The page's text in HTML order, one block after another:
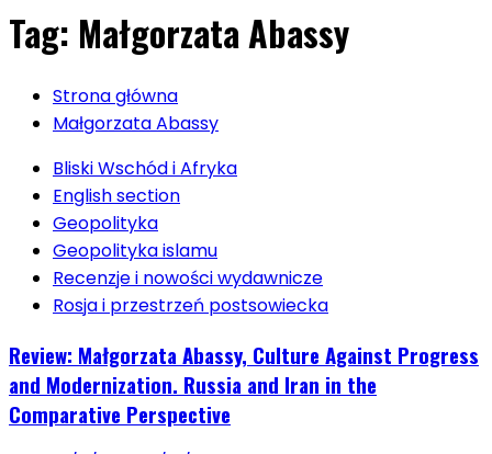
Tag: Małgorzata Abassy
Strona główna
Małgorzata Abassy
Bliski Wschód i Afryka
English section
Geopolityka
Geopolityka islamu
Recenzje i nowości wydawnicze
Rosja i przestrzeń postsowiecka
Review: Małgorzata Abassy, Culture Against Progress
and Modernization. Russia and Iran in the
Comparative Perspective